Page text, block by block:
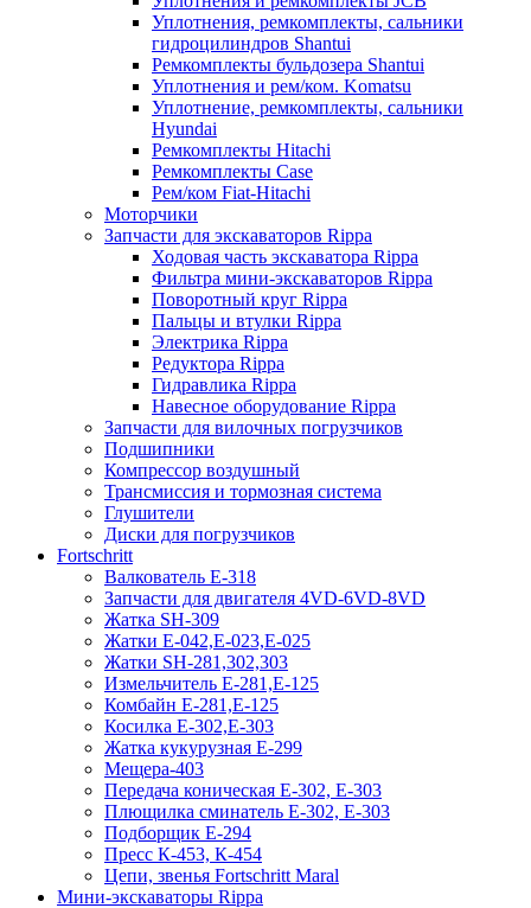
Уплотнения, ремкомплекты, сальники
гидроцилиндров Shantui
Ремкомплекты бульдозера Shantui
Уплотнения и рем/ком. Komatsu
Уплотнение, ремкомплекты, сальники
Hyundai
Ремкомплекты Hitachi
Ремкомплекты Case
Рем/ком Fiat-Hitachi
Моторчики
Запчасти для экскаваторов Rippa
Ходовая часть экскаватора Rippa
Фильтра мини-экскаваторов Rippa
Поворотный круг Rippa
Пальцы и втулки Rippa
Электрика Rippa
Редуктора Rippa
Гидравлика Rippa
Навесное оборудование Rippa
Запчасти для вилочных погрузчиков
Подшипники
Компрессор воздушный
Трансмиссия и тормозная система
Глушители
Диски для погрузчиков
Fortschritt
Валкователь Е-318
Запчасти для двигателя 4VD-6VD-8VD
Жатка SH-309
Жатки Е-042,Е-023,Е-025
Жатки SH-281,302,303
Измельчитель Е-281,Е-125
Комбайн Е-281,Е-125
Косилка Е-302,Е-303
Жатка кукурузная Е-299
Мещера-403
Передача коническая Е-302, Е-303
Плющилка сминатель Е-302, Е-303
Подборщик Е-294
Пресс К-453, К-454
Цепи, звенья Fortschritt Maral
Мини-экскаваторы Rippa